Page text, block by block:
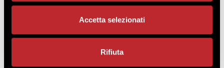
Accetta selezionati
Rifiuta
80,00 €
+IVA